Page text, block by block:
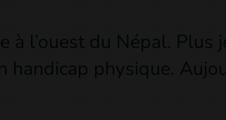
à l’ouest du Népal. Plus
handicap physique.